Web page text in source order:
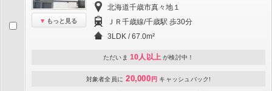
もっと見る
北海道千歳市真々地１
ＪＲ千歳線/千歳駅 歩30分
3LDK / 67.0m²
ただいま 10人以上 が検討中！
対象者全員に 20,000 円 キャッシュバック!